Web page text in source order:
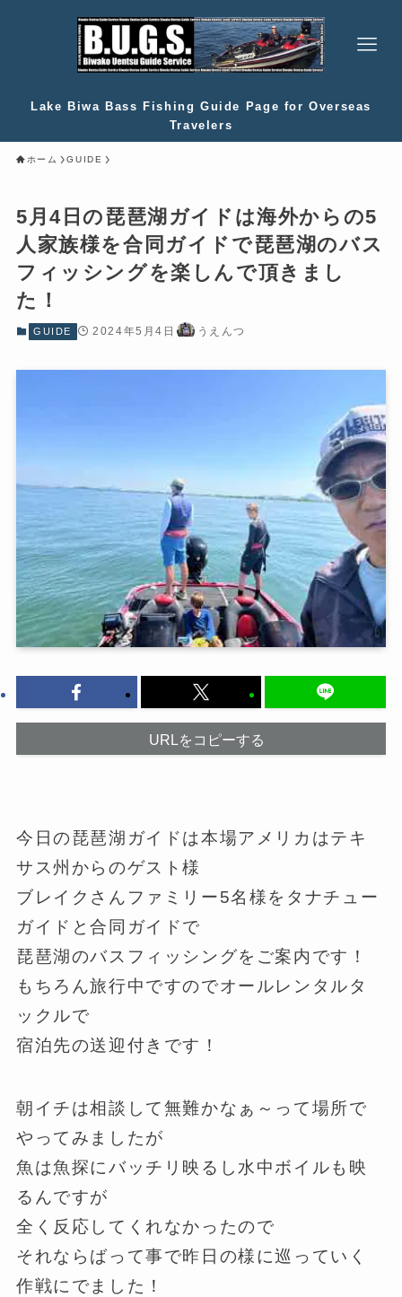
Lake Biwa Bass Fishing Guide Page for Overseas
Travelers
ホーム GUIDE
5月4日の琵琶湖ガイドは海外からの5
人家族様を合同ガイドで琵琶湖のバス
フィッシングを楽しんで頂きまし
た！
GUIDE 2024年5月4日 うえんつ
URLをコピーする
今日の琵琶湖ガイドは本場アメリカはテキ
サス州からのゲスト様
ブレイクさんファミリー5名様をタナチュー
ガイドと合同ガイドで
琵琶湖のバスフィッシングをご案内です！
もちろん旅行中ですのでオールレンタルタ
ックルで
宿泊先の送迎付きです！
朝イチは相談して無難かなぁ～って場所で
やってみましたが
魚は魚探にバッチリ映るし水中ボイルも映
るんですが
全く反応してくれなかったので
それならばって事で昨日の様に巡っていく
作戦にでました！